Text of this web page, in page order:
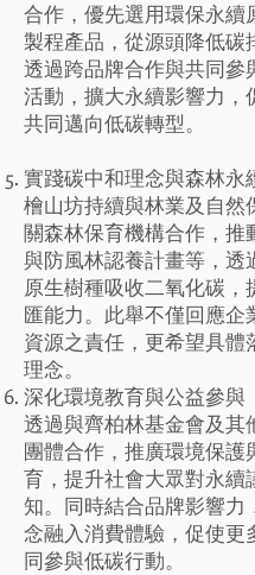
合作，優先選用環保永續
製程產品，從源頭降低碳
透過跨品牌合作與共同參
活動，擴大永續影響力，
共同邁向低碳轉型。
實踐碳中和理念與森林永
檜山坊持續與林業及自然
關森林保育機構合作，推
與防風林認養計畫等，透
原生樹種吸收二氧化碳，
匯能力。此舉不僅回應企
資源之責任，更希望具體
理念。
深化環境教育與公益參與
透過與齊柏林基金會及其
團體合作，推廣環境保護
育，提升社會大眾對永續
知。同時結合品牌影響力
念融入消費體驗，促使更
同參與低碳行動。